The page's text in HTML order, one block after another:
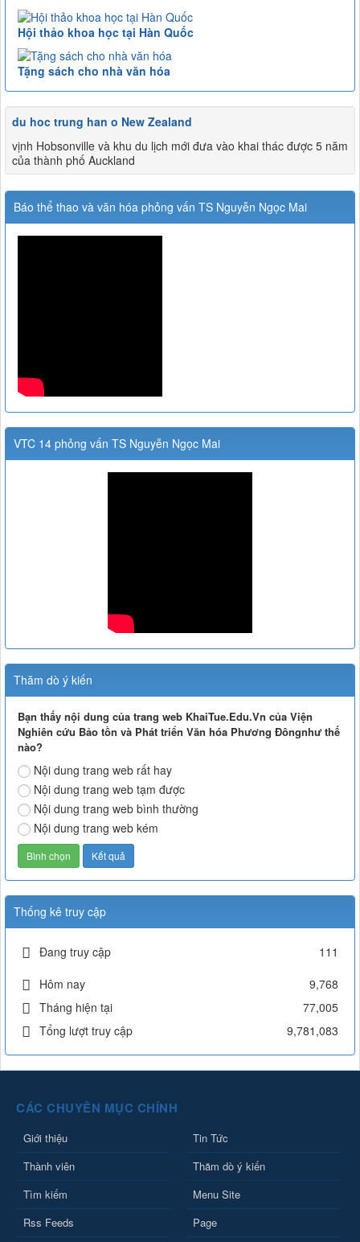
Hội thảo khoa học tại Hàn Quốc
Tặng sách cho nhà văn hóa
du hoc trung han o New Zealand
vịnh Hobsonville và khu du lịch mới đưa vào khai thác được 5 năm
của thành phố Auckland
Báo thể thao và văn hóa phỏng vấn TS Nguyễn Ngọc Mai
VTC 14 phỏng vấn TS Nguyễn Ngọc Mai
Thăm dò ý kiến
Bạn thấy nội dung của trang web KhaiTue.Edu.Vn của Viện
Nghiên cứu Bảo tồn và Phát triển Văn hóa Phương Đôngnhư thế
nào?
Nội dung trang web rất hay
Nội dung trang web tạm được
Nội dung trang web bình thường
Nội dung trang web kém
Thống kê truy cập
Đang truy cập
111
Hôm nay
9,768
Tháng hiện tại
77,005
Tổng lượt truy cập
9,781,083
CÁC CHUYÊN MỤC CHÍNH
Giới thiệu
Tin Tức
Thành viên
Thăm dò ý kiến
Tìm kiếm
Menu Site
Rss Feeds
Page